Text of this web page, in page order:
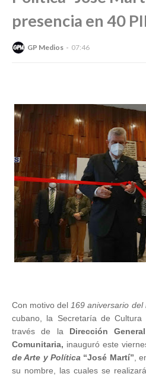
presencia en 40
GP Medios 07:46
Con motivo del169 aniversario del
cubano, la Secretaría de
través de la Dirección
Comunitaria, inauguró este
de Arte y Política “José Martí”,
su nombre, las cuales se